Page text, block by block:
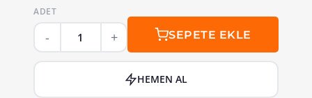
ADET
SEPETE EKLE
HEMEN AL